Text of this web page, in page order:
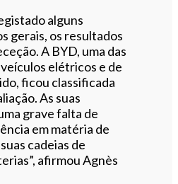
alguns
gerais, os resultados
A BYD, uma das
elétricos e de
ficou classificada
As suas
grave falta de
em matéria de
cadeias de
afirmou Agnès